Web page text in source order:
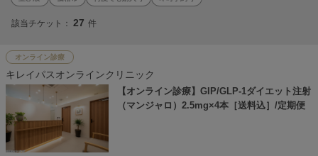
該当チケット： 27 件
オンライン診療
キレイパスオンラインクリニック
【オンライン診療】GIP/GLP-1ダイエット注射
（マンジャロ）2.5mg×4本［送料込］/定期便